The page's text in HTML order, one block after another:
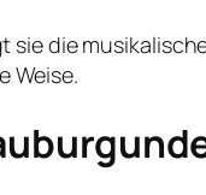
die
Weise.